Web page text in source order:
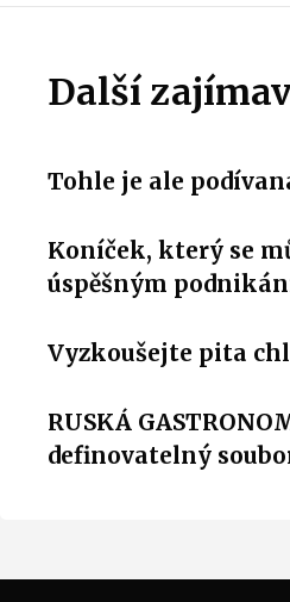
Další
Tohle je ale
Koníček, který se
úspěšným
Vyzkoušejte pita
RUSKÁ
definovatelný